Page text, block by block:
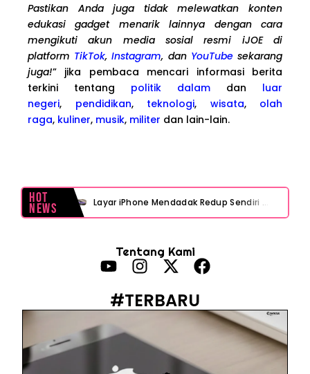
Pastikan Anda juga tidak melewatkan konten
edukasi gadget menarik lainnya dengan cara
mengikuti akun media sosial resmi iJOE di
platform TikTok,Instagram, dan YouTubesekarang
juga!” jika pembaca mencari informasi berita
terkini tentang politik dalam dan luar
negeri, pendidikan, teknologi, wisata, olah
raga, kuliner, musik, militer dan lain-lain.
Hot
News Layar iPhone Mendadak Redup Sendiri Padahal Auto-Brightness Mati? Ini Penyebab & Solusinya!
Prabowo Sebut ‘Londo Ireng’, Ray Rangkuti Desak DPR Bersikap, Ini Ulasan Politiknya
MAKI Soroti Penahanan Eks Jampidsus Febrie Adriansyah Tanpa Rompi Pink
Tentang Kami
#TERBARU